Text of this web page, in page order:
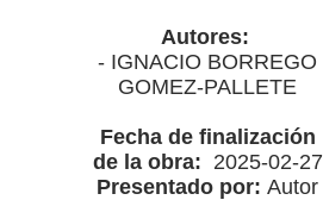
Autores:
- IGNACIO BORREGO
GOMEZ-PALLETE
Fecha de finalización
de la obra: 2025-02-27
Presentado por: Autor